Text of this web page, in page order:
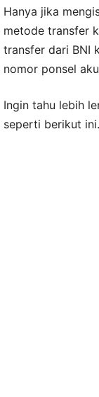
Hanya jika
metode transfer
transfer dari BNI
nomor ponsel
Ingin tahu lebih
seperti berikut ini.